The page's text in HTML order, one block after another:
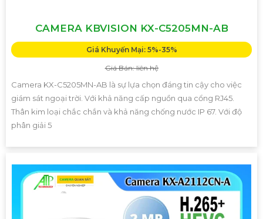
CAMERA KBVISION KX-C5205MN-AB
Giá Khuyến Mại: 5%-35%
Giá Bán: liên hệ
Camera KX-C5205MN-AB là sự lựa chọn đáng tin cậy cho việc
giám sát ngoại trời. Với khả năng cấp nguồn qua cổng RJ45.
Thân kim loại chắc chắn và khả năng chống nước IP 67. Với độ
phân giải 5